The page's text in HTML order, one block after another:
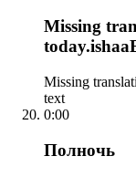
Missing
Missing
text
0:00
Полночь